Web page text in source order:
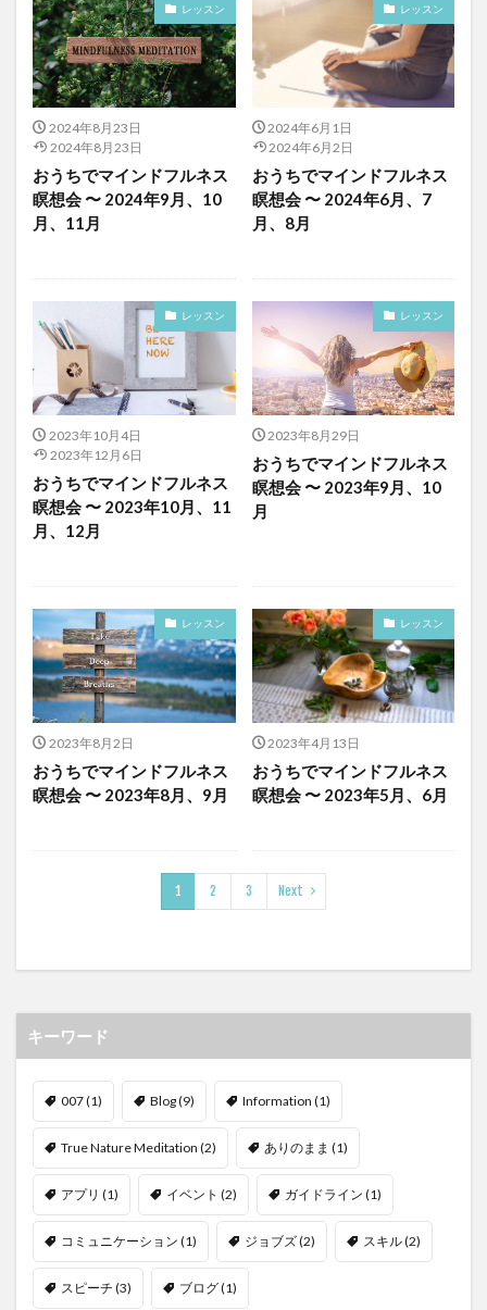
レッスン
2024年8月23日
2024年8月23日
おうちでマインドフルネス
瞑想会 〜 2024年9月、10
月、11月
レッスン
2024年6月1日
2024年6月2日
おうちでマインドフルネス
瞑想会 〜 2024年6月、7
月、8月
レッスン
2023年10月4日
2023年12月6日
おうちでマインドフルネス
瞑想会 〜 2023年10月、11
月、12月
レッスン
2023年8月29日
おうちでマインドフルネス
瞑想会 〜 2023年9月、10
月
レッスン
2023年8月2日
おうちでマインドフルネス
瞑想会 〜 2023年8月、9月
レッスン
2023年4月13日
おうちでマインドフルネス
瞑想会 〜 2023年5月、6月
1 2 3 Next
キーワード
007(1) Blog(9) Information (1)
True Nature Meditation (2) ありのまま (1)
アプリ (1) イベント (2) ガイドライン (1)
コミュニケーション (1) ジョブズ(2) スキル(2)
スピーチ (3) ブログ(1)